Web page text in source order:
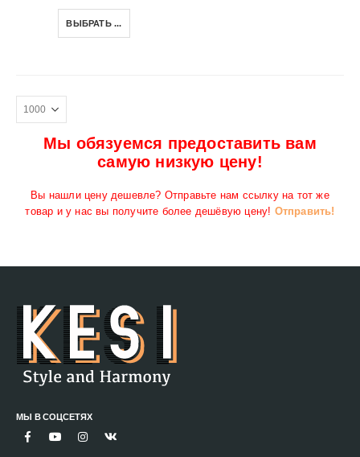
ВЫБРАТЬ ...
Мы обязуемся предоставить вам
самую низкую цену!
Вы нашли цену дешевле? Отправьте нам ссылку на тот же
товар и у нас вы получите более дешёвую цену! Отправить!
МЫ В СОЦСЕТЯХ